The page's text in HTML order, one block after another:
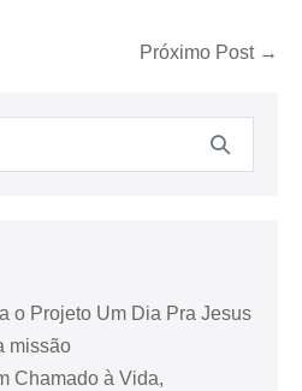
Próximo Post →
o Projeto Um Dia Pra Jesus
missão
Chamado à Vida,